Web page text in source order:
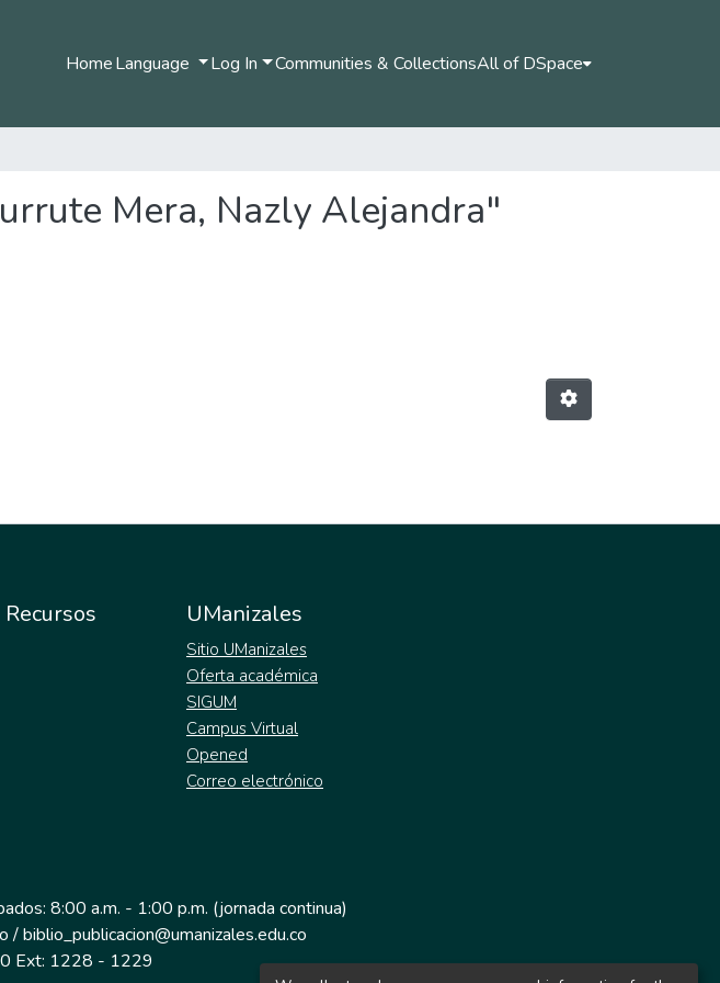
HomeLanguage Log In Communities & CollectionsAll of DSpace
Mera, Nazly Alejandra"
UManizales
Sitio UManizales
Oferta académica
SIGUM
Campus Virtual
Opened
Correo electrónico
8:00 a.m. - 1:00 p.m. (jornada continua)
/ biblio_publicacion@umanizales.edu.co
Ext: 1228 - 1229